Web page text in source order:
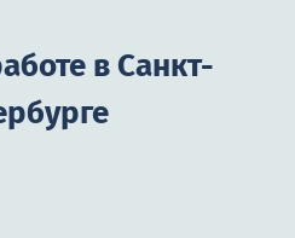
в Санкт-